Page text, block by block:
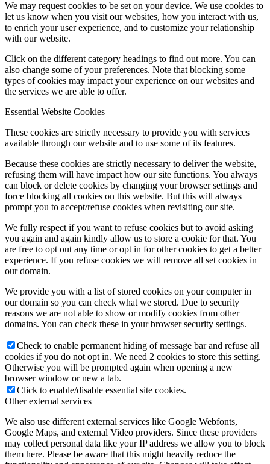
We may request cookies to be set on your device. We use cookies to
let us know when you visit our websites, how you interact with us,
to enrich your user experience, and to customize your relationship
with our website.
Click on the different category headings to find out more. You can
also change some of your preferences. Note that blocking some
types of cookies may impact your experience on our websites and
the services we are able to offer.
Essential Website Cookies
These cookies are strictly necessary to provide you with services
available through our website and to use some of its features.
Because these cookies are strictly necessary to deliver the website,
refusing them will have impact how our site functions. You always
can block or delete cookies by changing your browser settings and
force blocking all cookies on this website. But this will always
prompt you to accept/refuse cookies when revisiting our site.
We fully respect if you want to refuse cookies but to avoid asking
you again and again kindly allow us to store a cookie for that. You
are free to opt out any time or opt in for other cookies to get a better
experience. If you refuse cookies we will remove all set cookies in
our domain.
We provide you with a list of stored cookies on your computer in
our domain so you can check what we stored. Due to security
reasons we are not able to show or modify cookies from other
domains. You can check these in your browser security settings.
Check to enable permanent hiding of message bar and refuse all
cookies if you do not opt in. We need 2 cookies to store this setting.
Otherwise you will be prompted again when opening a new
browser window or new a tab.
Click to enable/disable essential site cookies.
Other external services
We also use different external services like Google Webfonts,
Google Maps, and external Video providers. Since these providers
may collect personal data like your IP address we allow you to block
them here. Please be aware that this might heavily reduce the